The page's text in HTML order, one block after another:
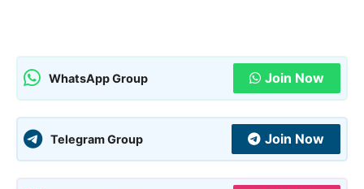
WhatsApp Group Join Now
Telegram Group Join Now